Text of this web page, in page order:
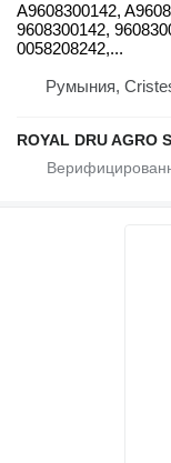
A9608300142,
9608300142,
0058208242,...
Румыния,
ROYAL DRU AGRO